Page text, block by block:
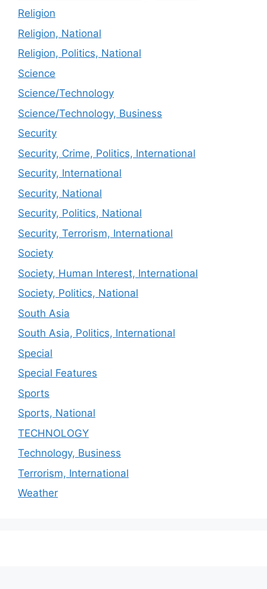
Religion
Religion, National
Religion, Politics, National
Science
Science/Technology
Science/Technology, Business
Security
Security, Crime, Politics, International
Security, International
Security, National
Security, Politics, National
Security, Terrorism, International
Society
Society, Human Interest, International
Society, Politics, National
South Asia
South Asia, Politics, International
Special
Special Features
Sports
Sports, National
TECHNOLOGY
Technology, Business
Terrorism, International
Weather